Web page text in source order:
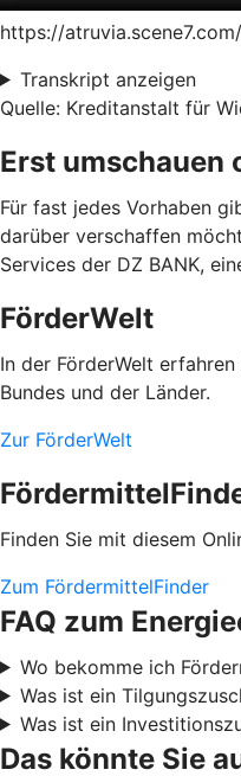
https://
Transkript anzeigen
Quelle: Kreditanstalt für
Erst umschauen
Für fast jedes Vorhaben
darüber verschaffen
Services der DZ BANK,
FörderWelt
In der FörderWelt
Bundes und der Länder.
Zur FörderWelt
Finden Sie mit diesem
Zum FördermittelFinder
FAQ zum
Wo bekomme ich
Was ist ein
Was ist ein
Das könnte Sie